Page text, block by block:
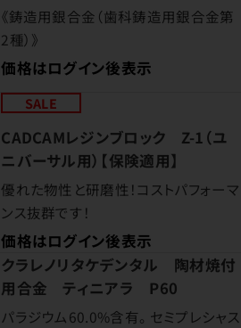
《鋳造用銀合金（歯科鋳造用銀合金第
2種）》
価格はログイン後表示
SALE
CADCAMレジンブロック Z-1（ユ
ニバーサル用）【保険適用】
優れた物性と研磨性！コストパフォーマ
ンス抜群です！
価格はログイン後表示
クラレノリタケデンタル 陶材焼付
用合金 ティニアラ P60
パラジウム60.0%含有。 セミプレシャス